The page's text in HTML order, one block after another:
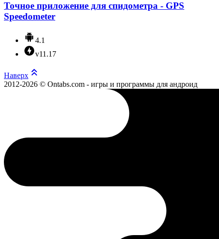
Точное приложение для спидометра - GPS
Speedometer
4.1
v11.17
Наверх
2012-2026 © Ontabs.com - игры и программы для андроид